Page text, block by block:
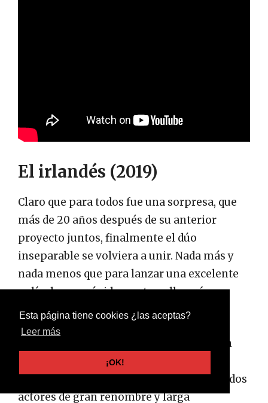
Esta página tiene cookies ¿las aceptas?
Leer más
¡OK!
El irlandés (2019)
Claro que para todos fue una sorpresa, que
más de 20 años después de su anterior
proyecto juntos, finalmente el dúo
inseparable se volviera a unir. Nada más y
nada menos que para lanzar una excelente
película, que rápidamente se llevaría
muchos elogios por parte de la crítica.
Aunque, claro está que ellos no se pueden
llevar toda la gloria, ya que trabajaron en
conjunto con Joe Pesci y Al Pacino. Otros dos
actores de gran renombre y larga